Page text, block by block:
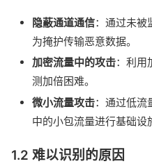
隐蔽通道通信：通过未被
为掩护传输恶意数据。
加密流量中的攻击：利用
测加倍困难。
微小流量攻击：通过低流
中的小包流量进行基础设
1.2 难以识别的原因